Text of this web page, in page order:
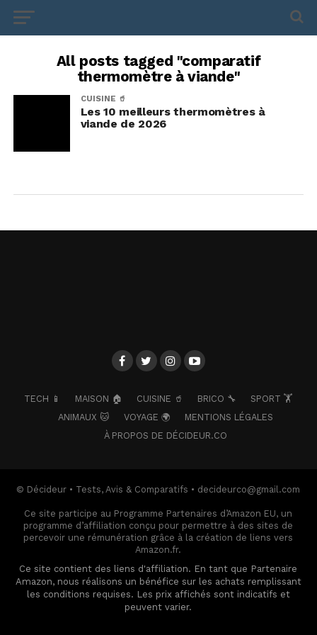
All posts tagged "comparatif
thermomètre à viande"
CUISINE 🥤
Les 10 meilleurs thermomètres à
viande de 2026
TECH 📱 MAISON 🏠 CUISINE 🥤 BRICO 🔧
SPORT 🏋️
ANIMAUX 🐱
VOYAGE 🌍
MENTIONS LÉGALES
À PROPOS DE DÉCIDEUR.CO
© Décideur • Tests, Avis & Comparatifs • decideurco@gmail.com
Ce site participe au Programme Partenaires d’Amazon EU, un
programme d’affiliation conçu pour permettre à des sites de
percevoir une rémunération grâce à la création de liens vers
Amazon.fr.
Ce site contient des liens d'affiliation. En tant que Partenaire
Amazon, nous réalisons un bénéfice sur les achats remplissant
les conditions requises. Les prix affichés sont indicatifs et
peuvent varier.